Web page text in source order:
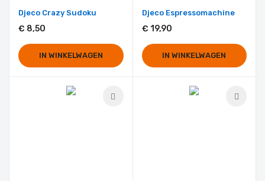
Djeco Crazy Sudoku
€ 8,50
IN WINKELWAGEN
Djeco Espressomachine
€ 19,90
IN WINKELWAGEN